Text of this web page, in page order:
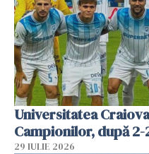
Universitatea
Campionilor, după
29 IULIE 2026